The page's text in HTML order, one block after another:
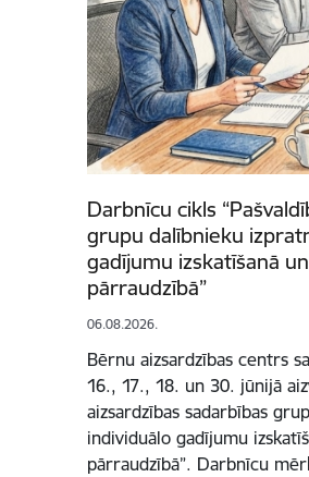
Darbnīcu cikls
grupu dalībnieku
gadījumu izskatīšanā
pārraudzībā”
06.08.2026.
Bērnu aizsardzības centrs
16., 17., 18. un 30. jūnijā
aizsardzības sadarbības
individuālo gadījumu
pārraudzībā”. Darbnīcu